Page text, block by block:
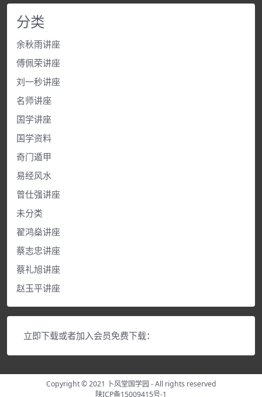
分类
余秋雨讲座
傅佩荣讲座
刘一秒讲座
名师讲座
国学讲座
国学资料
奇门遁甲
易经风水
曾仕强讲座
未分类
翟鸿燊讲座
蔡志忠讲座
蔡礼旭讲座
赵玉平讲座
立即下载或者加入会员免费下载：
Copyright © 2021 卜风堂国学园- All rights reserved
陕ICP备15009415号-1